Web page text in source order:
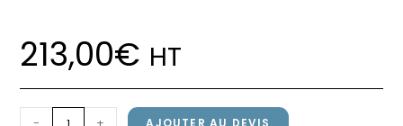
213,00€ HT
quantité
AJOUTER AU DEVIS